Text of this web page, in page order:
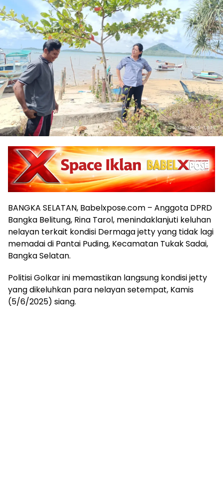
BANGKA SELATAN, Babelxpose.com – Anggota DPRD
Bangka Belitung, Rina Tarol, menindaklanjuti keluhan
nelayan terkait kondisi Dermaga jetty yang tidak lagi
memadai di Pantai Puding, Kecamatan Tukak Sadai,
Bangka Selatan.
Politisi Golkar ini memastikan langsung kondisi jetty
yang dikeluhkan para nelayan setempat, Kamis
(5/6/2025) siang.